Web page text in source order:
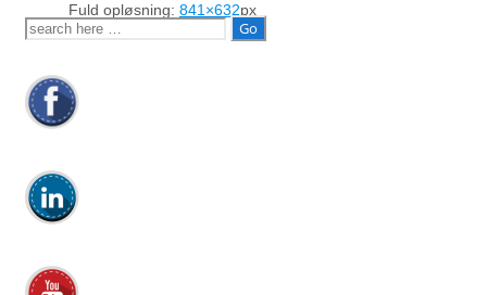
Fuld opløsning: 841×632px
Søg